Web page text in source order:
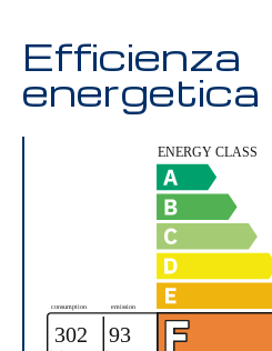
Efficienza
energetica